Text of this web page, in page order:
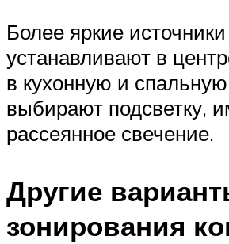
Более яркие
устанавливают в
в кухонную и
выбирают подсветку,
рассеянное свечение.
Другие
зонирования